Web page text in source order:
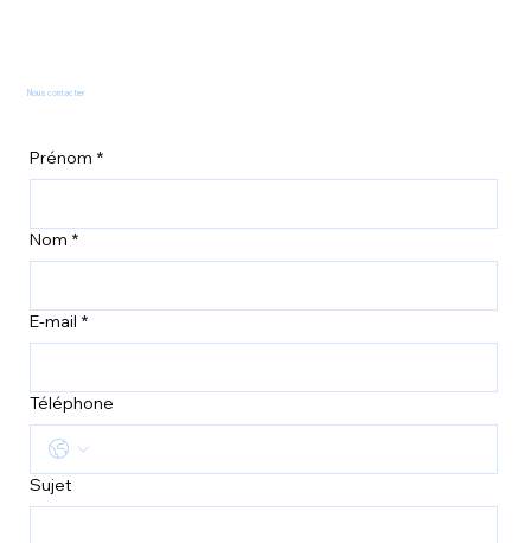
Nous contacter
Prénom *
Nom *
E-mail *
Téléphone
Sujet